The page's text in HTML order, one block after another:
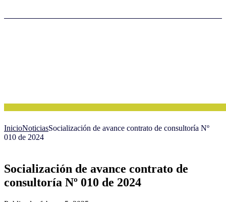
InicioNoticiasSocialización de avance contrato de consultoría Nº
010 de 2024
Socialización de avance contrato de
consultoría Nº 010 de 2024